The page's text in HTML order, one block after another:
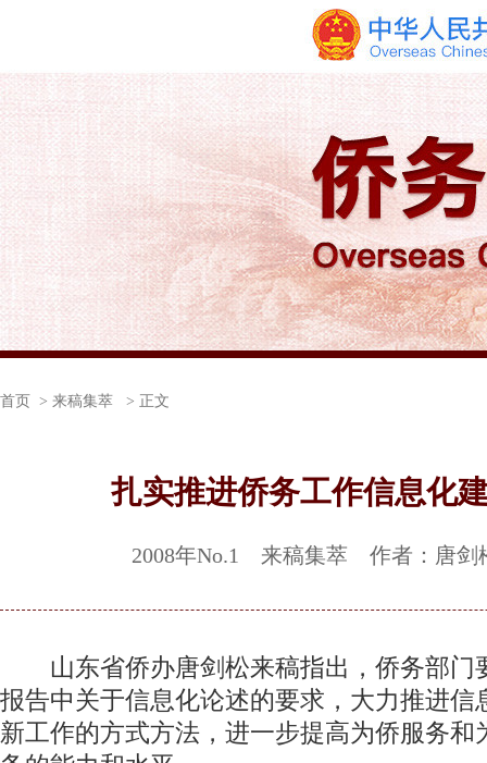
首页 > 来稿集萃 > 正文
扎实推进侨务工作信息化
2008年No.1 来稿集萃 作者：唐剑
山东省侨办唐剑松来稿指出，侨务部门
报告中关于信息化论述的要求，大力推进信
新工作的方式方法，进一步提高为侨服务和